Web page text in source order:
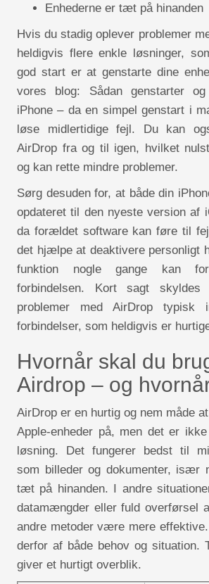
Enhederne er tæt på hinanden
Hvis du stadig oplever problemer
heldigvis flere enkle løsninger,
god start er at genstarte dine
vores blog: Sådan genstarter
iPhone – da en simpel genstart i
løse midlertidige fejl. Du kan
AirDrop fra og til igen, hvilket
og kan rette mindre problemer.
Sørg desuden for, at både din
opdateret til den nyeste version af
da forældet software kan føre til
det hjælpe at deaktivere personligt
funktion nogle gange kan
forbindelsen. Kort sagt
problemer med AirDrop typisk
forbindelser, som heldigvis er
Hvornår skal du
Airdrop – og
AirDrop er en hurtig og nem måde
Apple-enheder på, men det er
løsning. Det fungerer bedst til
som billeder og dokumenter, især
tæt på hinanden. I andre
datamængder eller fuld overførsel
andre metoder være mere
derfor af både behov og situation.
giver et hurtigt overblik.